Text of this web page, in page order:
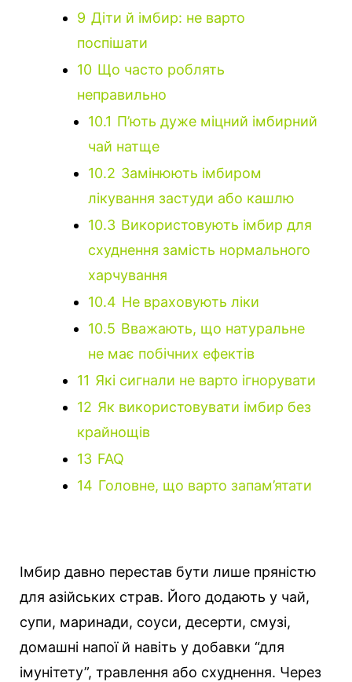
9 Діти й імбир: не варто
поспішати
10 Що часто роблять
неправильно
10.1 П’ють дуже міцний імбирний
чай натще
10.2 Замінюють імбиром
лікування застуди або кашлю
10.3 Використовують імбир для
схуднення замість нормального
харчування
10.4 Не враховують ліки
10.5 Вважають, що натуральне
не має побічних ефектів
11 Які сигнали не варто ігнорувати
12 Як використовувати імбир без
крайнощів
13 FAQ
14 Головне, що варто запам’ятати
Імбир давно перестав бути лише пряністю
для азійських страв. Його додають у чай,
супи, маринади, соуси, десерти, смузі,
домашні напої й навіть у добавки “для
імунітету”, травлення або схуднення. Через